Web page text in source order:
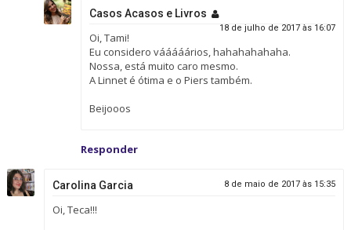
Casos Acasos e Livros
18 de julho de 2017 às 16:07
Oi, Tami!
Eu considero vááááários, hahahahahaha.
Nossa, está muito caro mesmo.
A Linnet é ótima e o Piers também.
Beijooos
Responder
Carolina Garcia 8 de maio de 2017 às 15:35
Oi, Teca!!!